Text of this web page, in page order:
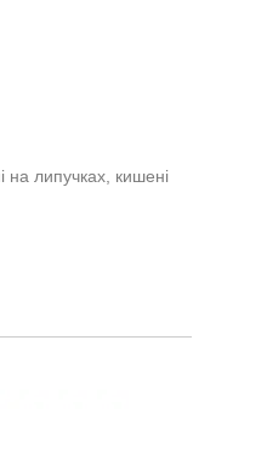
на липучках, кишені